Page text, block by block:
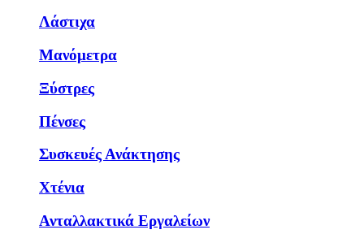
Λάστιχα
Μανόμετρα
Ξύστρες
Πένσες
Συσκευές Ανάκτησης
Χτένια
Ανταλλακτικά Εργαλείων